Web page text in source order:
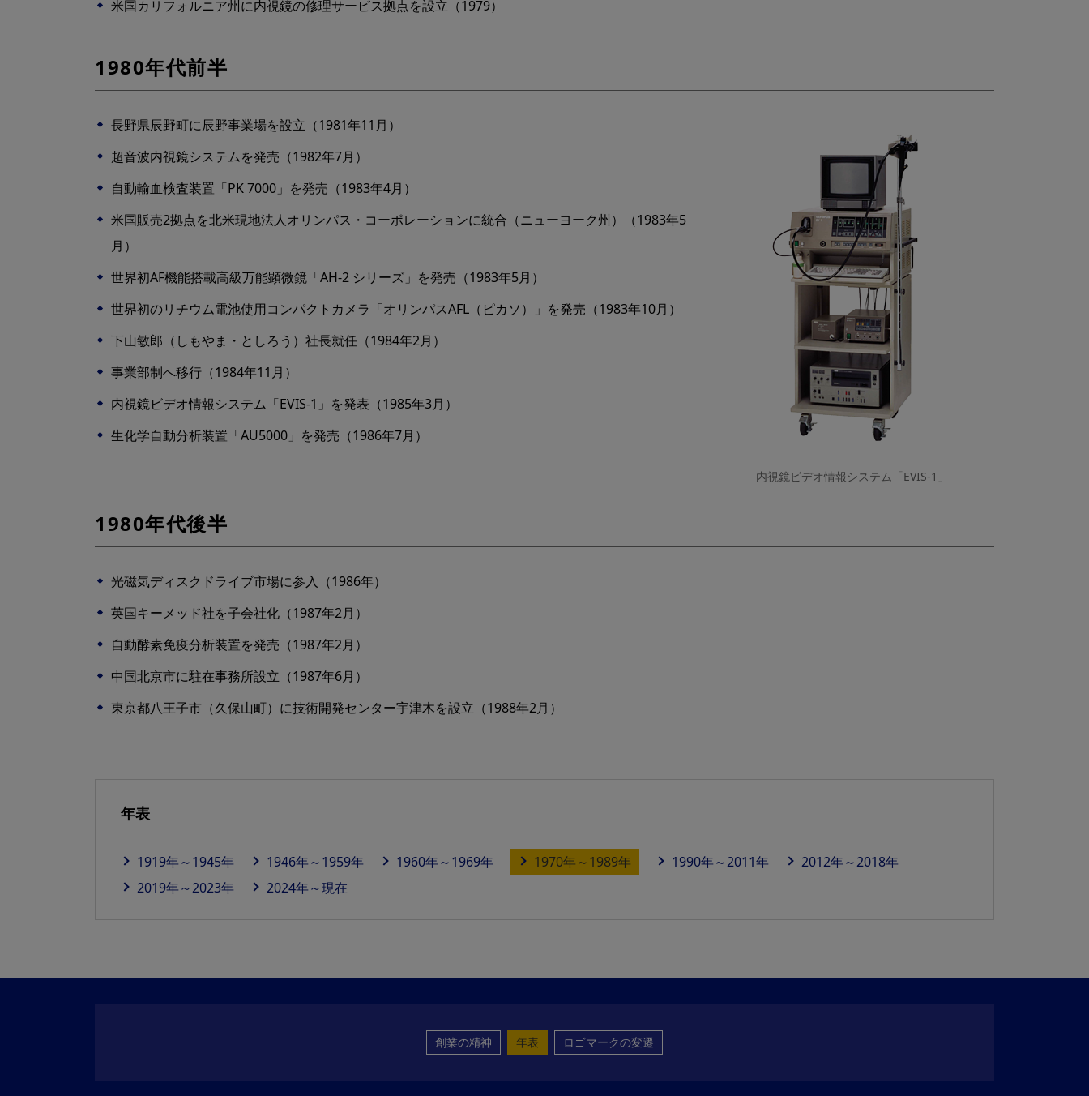
米国カリフォルニア州に内視鏡の修理サービス拠点を設立（1979）
1980年代前半
内視鏡ビデオ情報システム「EVIS-1」
長野県辰野町に辰野事業場を設立（1981年11月）
超音波内視鏡システムを発売（1982年7月）
自動輸血検査装置「PK 7000」を発売（1983年4月）
米国販売2拠点を北米現地法人オリンパス・コーポレーションに統合（ニューヨーク州）（1983年5
月）
世界初AF機能搭載高級万能顕微鏡「AH-2 シリーズ」を発売（1983年5月）
世界初のリチウム電池使用コンパクトカメラ「オリンパスAFL（ピカソ）」を発売（1983年10月）
下山敏郎（しもやま・としろう）社長就任（1984年2月）
事業部制へ移行（1984年11月）
内視鏡ビデオ情報システム「EVIS-1」を発表（1985年3月）
生化学自動分析装置「AU5000」を発売（1986年7月）
1980年代後半
光磁気ディスクドライブ市場に参入（1986年）
英国キーメッド社を子会社化（1987年2月）
自動酵素免疫分析装置を発売（1987年2月）
中国北京市に駐在事務所設立（1987年6月）
東京都八王子市（久保山町）に技術開発センター宇津木を設立（1988年2月）
年表
1919年～1945年 1946年～1959年 1960年～1969年 1970年～1989年 1990年～2011年
2012年～2018年
2019年～2023年
2024年～現在
創業の精神 年表 ロゴマークの変遷